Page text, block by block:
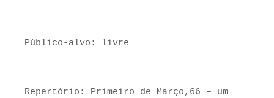
Público-alvo: livre
Repertório: Primeiro de Março,66 – um